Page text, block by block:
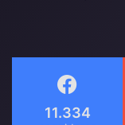
11.334